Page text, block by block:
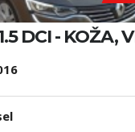
DCI - KOŽA,